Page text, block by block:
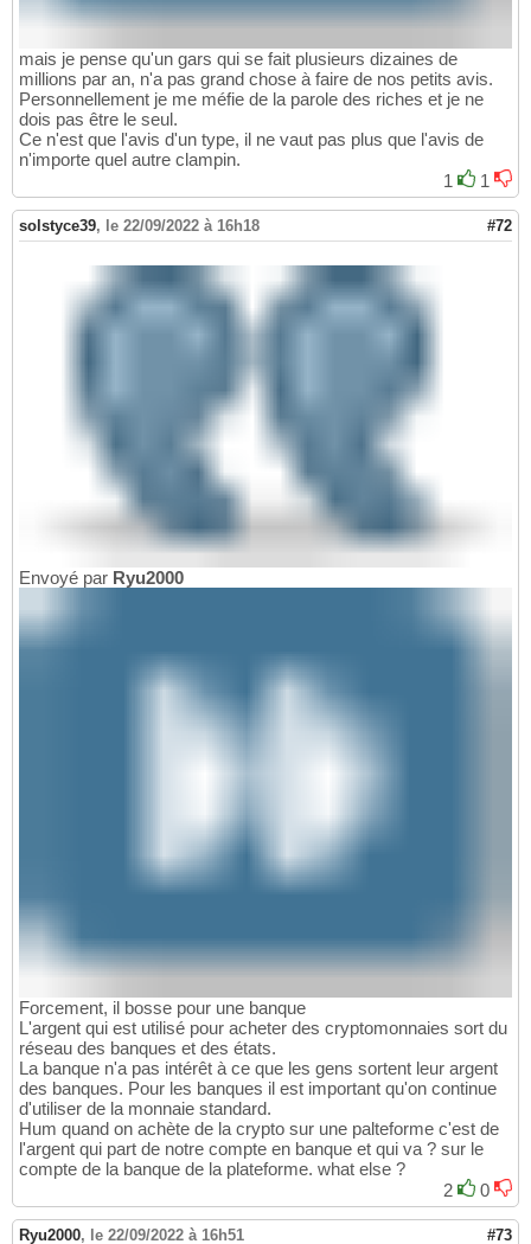
mais je pense qu'un gars qui se fait plusieurs dizaines de
millions par an, n'a pas grand chose à faire de nos petits avis.
Personnellement je me méfie de la parole des riches et je ne
dois pas être le seul.
Ce n'est que l'avis d'un type, il ne vaut pas plus que l'avis de
n'importe quel autre clampin.
1
1
solstyce39, le 22/09/2022 à 16h18 #72
Envoyé par Ryu2000
Forcement, il bosse pour une banque
L'argent qui est utilisé pour acheter des cryptomonnaies sort du
réseau des banques et des états.
La banque n'a pas intérêt à ce que les gens sortent leur argent
des banques. Pour les banques il est important qu'on continue
d'utiliser de la monnaie standard.
Hum quand on achète de la crypto sur une palteforme c'est de
l'argent qui part de notre compte en banque et qui va ? sur le
compte de la banque de la plateforme. what else ?
2
0
Ryu2000, le 22/09/2022 à 16h51 #73